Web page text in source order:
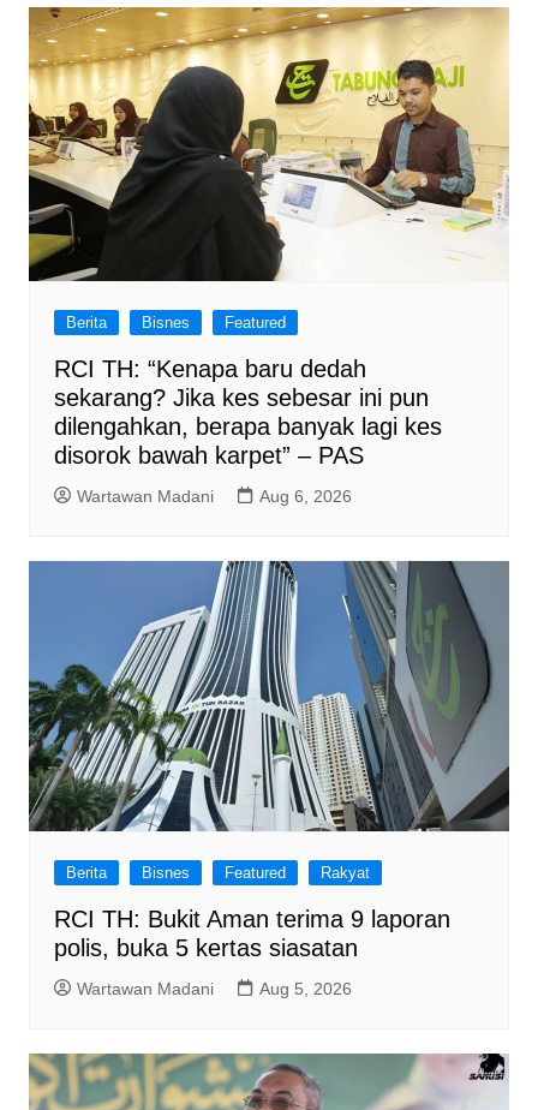
Berita Bisnes Featured
RCI TH: “Kenapa baru dedah
sekarang? Jika kes sebesar ini pun
dilengahkan, berapa banyak lagi kes
disorok bawah karpet” – PAS
Wartawan Madani Aug 6, 2026
Berita Bisnes Featured Rakyat
RCI TH: Bukit Aman terima 9 laporan
polis, buka 5 kertas siasatan
Wartawan Madani Aug 5, 2026